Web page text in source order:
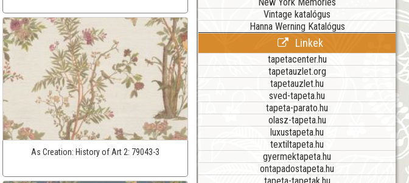
As Creation: History of Art 2: 79043-3
Vintage katalógus
Hanna Werning Katalógus
Linkek
tapetacenter.hu
tapetauzlet.org
tapetauzlet.hu
sved-tapeta.hu
tapeta-parato.hu
olasz-tapeta.hu
luxustapeta.hu
textiltapeta.hu
gyermektapeta.hu
ontapadostapeta.hu
tapeta-tapetak.hu